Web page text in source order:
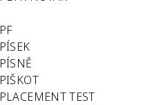
PF
PÍSEK
PÍSNĚ
PIŠKOT
PLACEMENT TEST